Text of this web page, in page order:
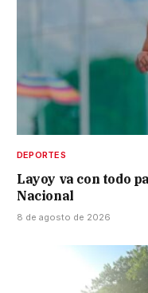
DEPORTES
Layoy va con todo
Nacional
8 de agosto de 2026